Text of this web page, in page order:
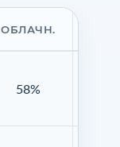
ОБЛАЧН.
58%